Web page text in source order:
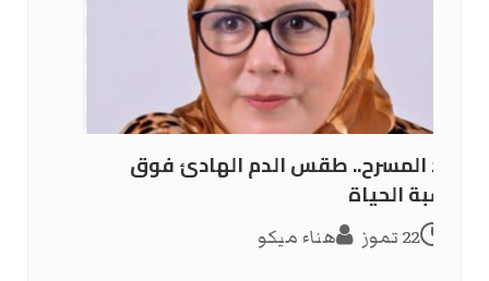
ضد المسرح.. طقس الدم الهادئ فوق
خشبة الحياة
22 تموز هناء ميكو